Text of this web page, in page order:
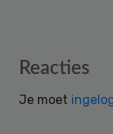
Reader
Reacties
Je moet